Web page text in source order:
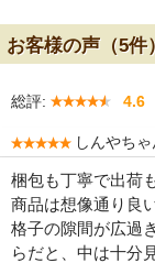
お客様の声（5件）
総評: 4.6
しんやち
梱包も丁寧で出荷
商品は想像通り良
格子の隙間が広過
らだと、中は十分